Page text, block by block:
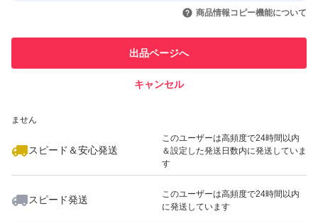
引を完了させた実績があります
での取引実績があります
ません
スピード＆安心発送
このユーザーは高頻度で24時間以内
＆設定した発送日数内に発送していま
す
スピード発送
このユーザーは高頻度で24時間以内
に発送しています
商品情報コピー機能について
出品ページへ
キャンセル
いいね！
1,480